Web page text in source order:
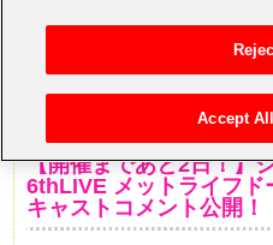
【開催まであと2日！】
6thLIVE メットライフド
キャストコメント公開！
Accept